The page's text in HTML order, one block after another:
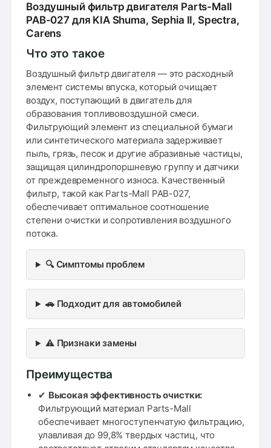
Воздушный фильтр двигателя Parts-Mall
PAB-027 для KIA Shuma, Sephia II, Spectra,
Carens
Что это такое
Воздушный фильтр двигателя — это расходный
элемент системы впуска, который очищает
воздух, поступающий в двигатель для
образования топливовоздушной смеси.
Фильтрующий элемент из специальной бумаги
или синтетического материала задерживает
пыль, грязь, песок и другие абразивные частицы,
защищая цилиндропоршневую группу и датчики
от преждевременного износа. Качественный
фильтр, такой как Parts-Mall PAB-027,
обеспечивает оптимальное соотношение
степени очистки и сопротивления воздушного
потока.
🔍 Симптомы проблем
🚗 Подходит для автомобилей
⚠️ Признаки замены
Преимущества
✔ Высокая эффективность очистки:
Фильтрующий материал Parts-Mall
обеспечивает многоступенчатую фильтрацию,
улавливая до 99,8% твердых частиц, что